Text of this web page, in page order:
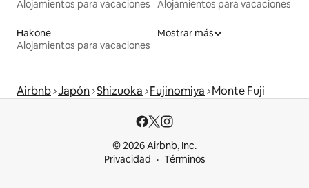
Alojamientos para vacaciones Alojamientos para vacaciones
Hakone
Alojamientos para vacaciones
Mostrar más
Airbnb Japón Shizuoka Fujinomiya Monte Fuji
© 2026 Airbnb, Inc.
Privacidad
Términos